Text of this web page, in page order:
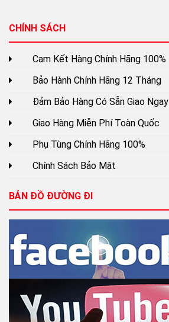
CHÍNH SÁCH
Cam Kết Hàng Chính Hãng 100%
Bảo Hành Chính Hãng 12 Tháng
Đảm Bảo Hàng Có Sẵn Giao Ngay
Giao Hàng Miễn Phí Toàn Quốc
Phụ Tùng Chính Hãng 100%
Chính Sách Bảo Mật
BẢN ĐỒ ĐƯỜNG ĐI